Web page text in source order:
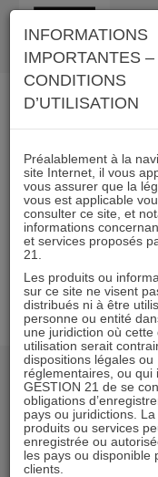
Skip
content
Lettre
INFORMATIONS
IMPORTANTES –
CONDITIONS
D’UTILISATION
Préalablement à la
site Internet, il vous
vous assurer que la
vous est applicable
consulter ce site, et
informations
et services proposés
21.
Les produits ou
sur ce site ne visent
distribués ni à être
personne ou entité
une juridiction où cette
utilisation serait
dispositions légales ou
réglementaires, ou qui
GESTION 21 de se
obligations
pays ou juridictions.
produits ou services
enregistrée ou
les pays ou disponible
clients.